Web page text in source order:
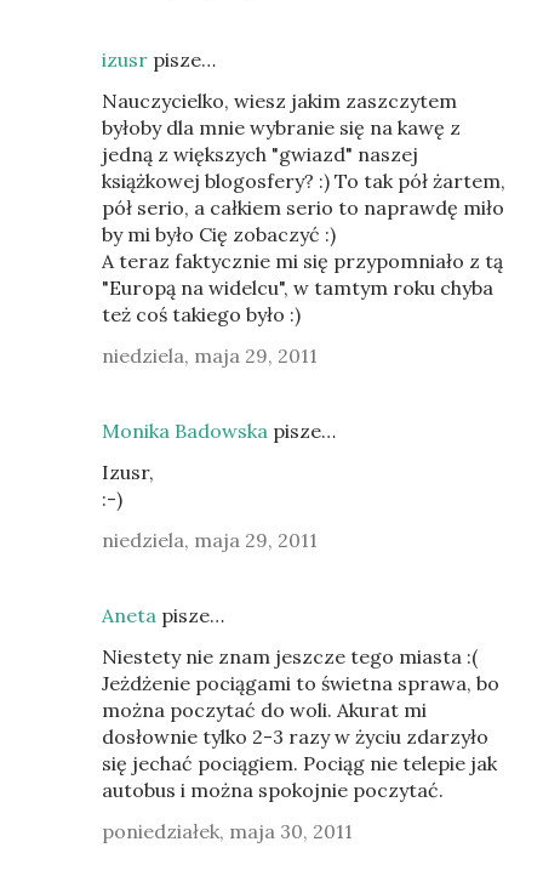
izusr pisze…
Nauczycielko, wiesz jakim zaszczytem
byłoby dla mnie wybranie się na kawę z
jedną z większych "gwiazd" naszej
książkowej blogosfery? :) To tak pół żartem,
pół serio, a całkiem serio to naprawdę miło
by mi było Cię zobaczyć :)
A teraz faktycznie mi się przypomniało z tą
"Europą na widelcu", w tamtym roku chyba
też coś takiego było :)
niedziela, maja 29, 2011
Monika Badowska pisze…
Izusr,
:-)
niedziela, maja 29, 2011
Aneta pisze…
Niestety nie znam jeszcze tego miasta :(
Jeżdżenie pociągami to świetna sprawa, bo
można poczytać do woli. Akurat mi
dosłownie tylko 2-3 razy w życiu zdarzyło
się jechać pociągiem. Pociąg nie telepie jak
autobus i można spokojnie poczytać.
poniedziałek, maja 30, 2011